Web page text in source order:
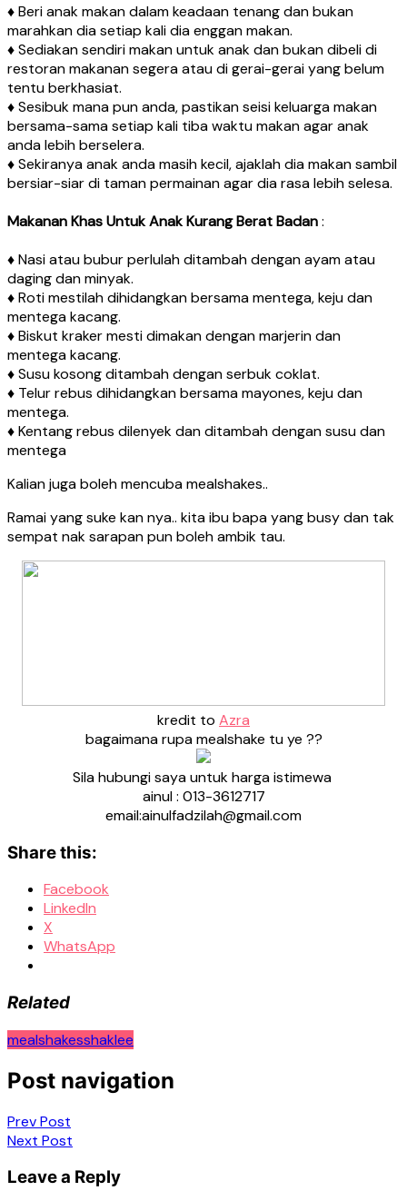
♦ Beri anak makan dalam keadaan tenang dan bukan
marahkan dia setiap kali dia enggan makan.
♦ Sediakan sendiri makan untuk anak dan bukan dibeli di
restoran makanan segera atau di gerai-gerai yang belum
tentu berkhasiat.
♦ Sesibuk mana pun anda, pastikan seisi keluarga makan
bersama-sama setiap kali tiba waktu makan agar anak
anda lebih berselera.
♦ Sekiranya anak anda masih kecil, ajaklah dia makan sambil
bersiar-siar di taman permainan agar dia rasa lebih selesa.
Makanan Khas Untuk Anak Kurang Berat Badan:
♦ Nasi atau bubur perlulah ditambah dengan ayam atau
daging dan minyak.
♦ Roti mestilah dihidangkan bersama mentega, keju dan
mentega kacang.
♦ Biskut kraker mesti dimakan dengan marjerin dan
mentega kacang.
♦ Susu kosong ditambah dengan serbuk coklat.
♦ Telur rebus dihidangkan bersama mayones, keju dan
mentega.
♦ Kentang rebus dilenyek dan ditambah dengan susu dan
mentega
Kalian juga boleh mencuba mealshakes..
Ramai yang suke kan nya.. kita ibu bapa yang busy dan tak
sempat nak sarapan pun boleh ambik tau.
kredit to Azra
bagaimana rupa mealshake tu ye ??
Sila hubungi saya untuk harga istimewa
ainul : 013-3612717
email:ainulfadzilah@gmail.com
Share this:
Facebook
LinkedIn
X
WhatsApp
Related
mealshakesshaklee
Post navigation
Prev Post
Next Post
Leave a Reply